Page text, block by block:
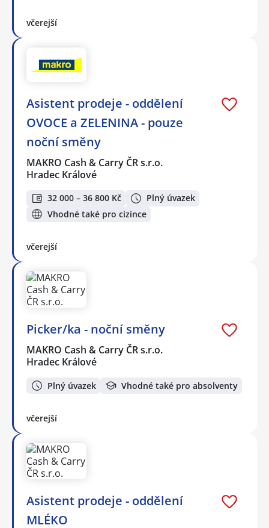
včerejší
Asistent prodeje - oddělení
OVOCE a ZELENINA - pouze
noční směny
MAKRO Cash & Carry ČR s.r.o.
Hradec Králové
32 000 – 36 800 Kč
Plný úvazek
Vhodné také pro cizince
včerejší
Picker/ka - noční směny
MAKRO Cash & Carry ČR s.r.o.
Hradec Králové
Plný úvazek Vhodné také pro absolventy
včerejší
Asistent prodeje - oddělení
MLÉKO